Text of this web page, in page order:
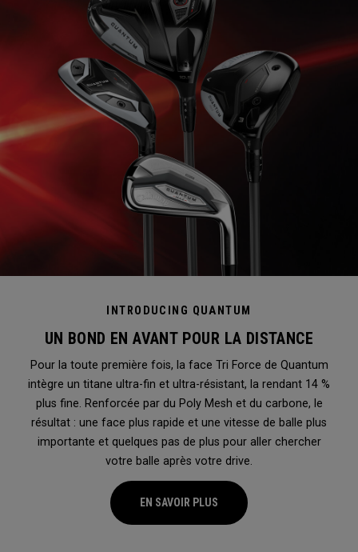
INTRODUCING QUANTUM
UN BOND EN AVANT POUR LA DISTANCE
Pour la toute première fois, la face Tri Force de Quantum
intègre un titane ultra-fin et ultra-résistant, la rendant 14 %
plus fine. Renforcée par du Poly Mesh et du carbone, le
résultat : une face plus rapide et une vitesse de balle plus
importante et quelques pas de plus pour aller chercher
votre balle après votre drive.
EN SAVOIR PLUS